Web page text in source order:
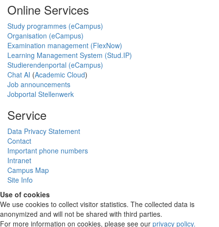
Online Services
Study programmes (eCampus)
Organisation (eCampus)
Examination management (FlexNow)
Learning Management System (Stud.IP)
Studierendenportal (eCampus)
Chat AI (Academic Cloud)
Job announcements
Jobportal Stellenwerk
Service
Data Privacy Statement
Contact
Important phone numbers
Intranet
Campus Map
Site Info
Use of cookies
We use cookies to collect visitor statistics. The collected data is
anonymized and will not be shared with third parties.
For more information on cookies, please see our privacy policy.